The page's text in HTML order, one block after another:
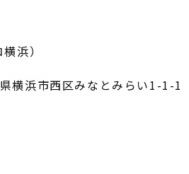
浜）
浜市西区みなとみらい1-1-1